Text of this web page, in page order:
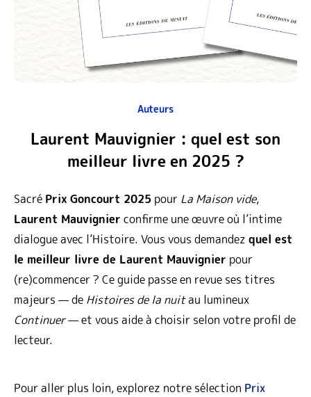
Auteurs
Laurent Mauvignier : quel est son
meilleur livre en 2025 ?
Sacré Prix Goncourt 2025 pour La Maison vide,
Laurent Mauvignier confirme une œuvre où l’intime
dialogue avec l’Histoire. Vous vous demandez quel est
le meilleur livre de Laurent Mauvignier pour
(re)commencer ? Ce guide passe en revue ses titres
majeurs — de Histoires de la nuitau lumineux
Continuer— et vous aide à choisir selon votre profil de
lecteur.
Pour aller plus loin, explorez notre sélection Prix